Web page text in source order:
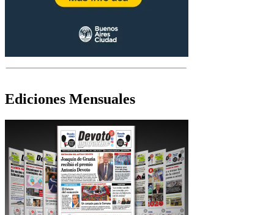
Ediciones Mensuales